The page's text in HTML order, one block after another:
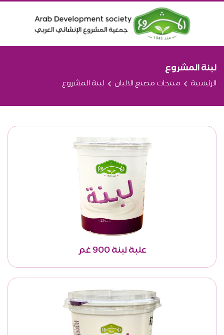
لبنة المشروع
الرئيسية منتجات مصنع الالبان لبنة المشروع
علبة لبنة 900 غم